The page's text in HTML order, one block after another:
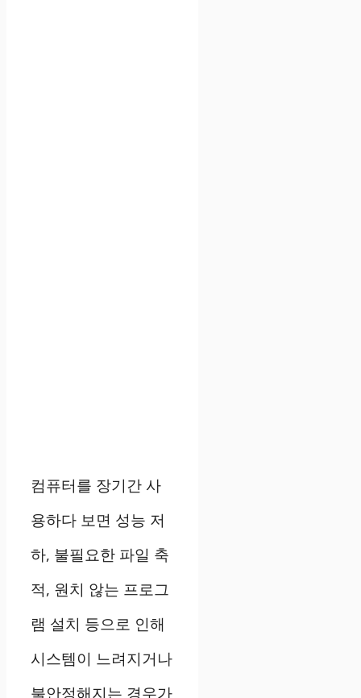
컴퓨터를 장기간 사
용하다 보면 성능 저
하, 불필요한 파일 축
적, 원치 않는 프로그
램 설치 등으로 인해
시스템이 느려지거나
불안정해지는 경우가